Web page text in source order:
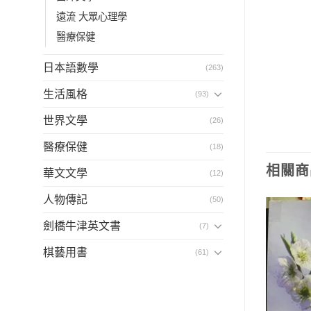
遠流 大眾心理學
醫療保健
日本語數學 (263)
生活風格 (93)
世界文學 (26)
醫療保健 (18)
華文文學 (12)
人物傳記 (50)
劍橋牛津英文書 (7)
棋藝用書 (61)
相關